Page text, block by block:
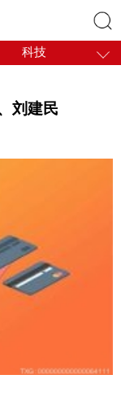
搜索
科技
刘建民